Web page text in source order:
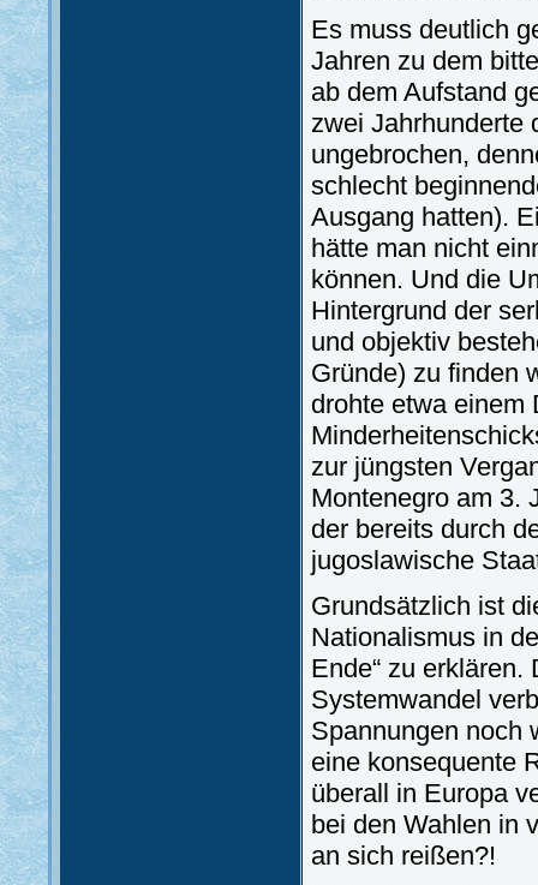
Es muss deutlich
Jahren zu dem
ab dem Aufstand
zwei Jahrhunderte
ungebrochen,
schlecht
Ausgang hatten).
hätte man nicht
können. Und die
Hintergrund der
und objektiv
Gründe) zu finden
drohte etwa einem
zur jüngsten
Montenegro am 3.
der bereits durch
jugoslawische
Grundsätzlich ist
Nationalismus in
Ende“ zu erklären.
Systemwandel
Spannungen noch
eine konsequente
überall in Europa
bei den Wahlen in
an sich reißen?!